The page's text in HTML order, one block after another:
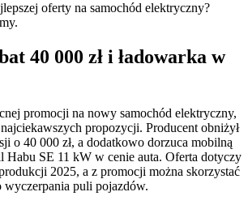
oferty na samochód elektryczny?
40 000 zł i ładowarka w
promocji na nowy samochód elektryczny,
propozycji. Producent obniżył
o 40 000 zł, a dodatkowo dorzuca mobilną
Habu SE 11 kW w cenie auta. Oferta dotyczy
2025, a z promocji można skorzystać
wyczerpania puli pojazdów.